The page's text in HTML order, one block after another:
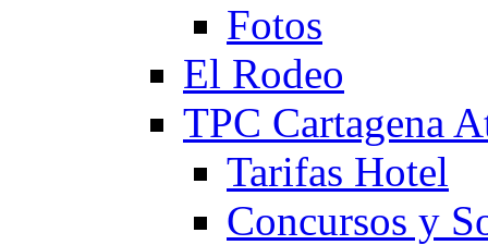
Fotos
El Rodeo
TPC Cartagena
Tarifas Hotel
Concursos y